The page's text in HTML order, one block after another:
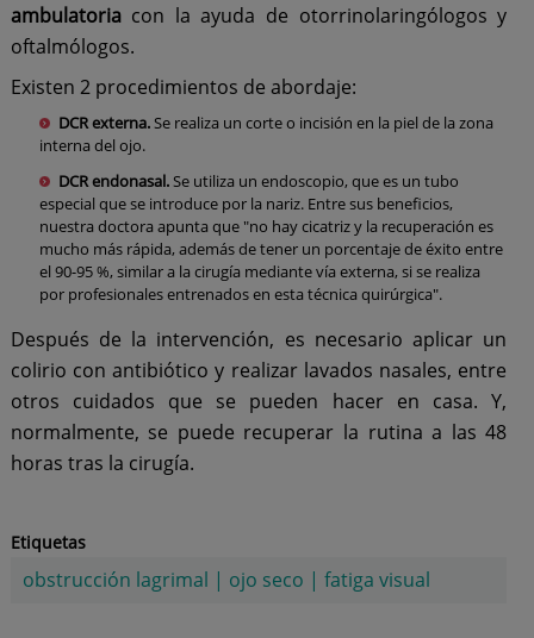
ambulatoriacon la ayuda de otorrinolaringólogos y
oftalmólogos.
Existen 2 procedimientos de abordaje:
DCR externa.Se realiza un corte o incisión en la piel de la zona
interna del ojo.
DCR endonasal.Se utiliza un endoscopio, que es un tubo
especial que se introduce por la nariz. Entre sus beneficios,
nuestra doctora apunta que "no hay cicatriz y la recuperación es
mucho más rápida, además de tener un porcentaje de éxito entre
el 90-95 %, similar a la cirugía mediante vía externa, si se realiza
por profesionales entrenados en esta técnica quirúrgica".
Después de la intervención, es necesario aplicar un
colirio con antibiótico y realizar lavados nasales, entre
otros cuidados que se pueden hacer en casa. Y,
normalmente, se puede recuperar la rutina a las 48
horas tras la cirugía.
Etiquetas
obstrucción lagrimal | ojo seco | fatiga visual